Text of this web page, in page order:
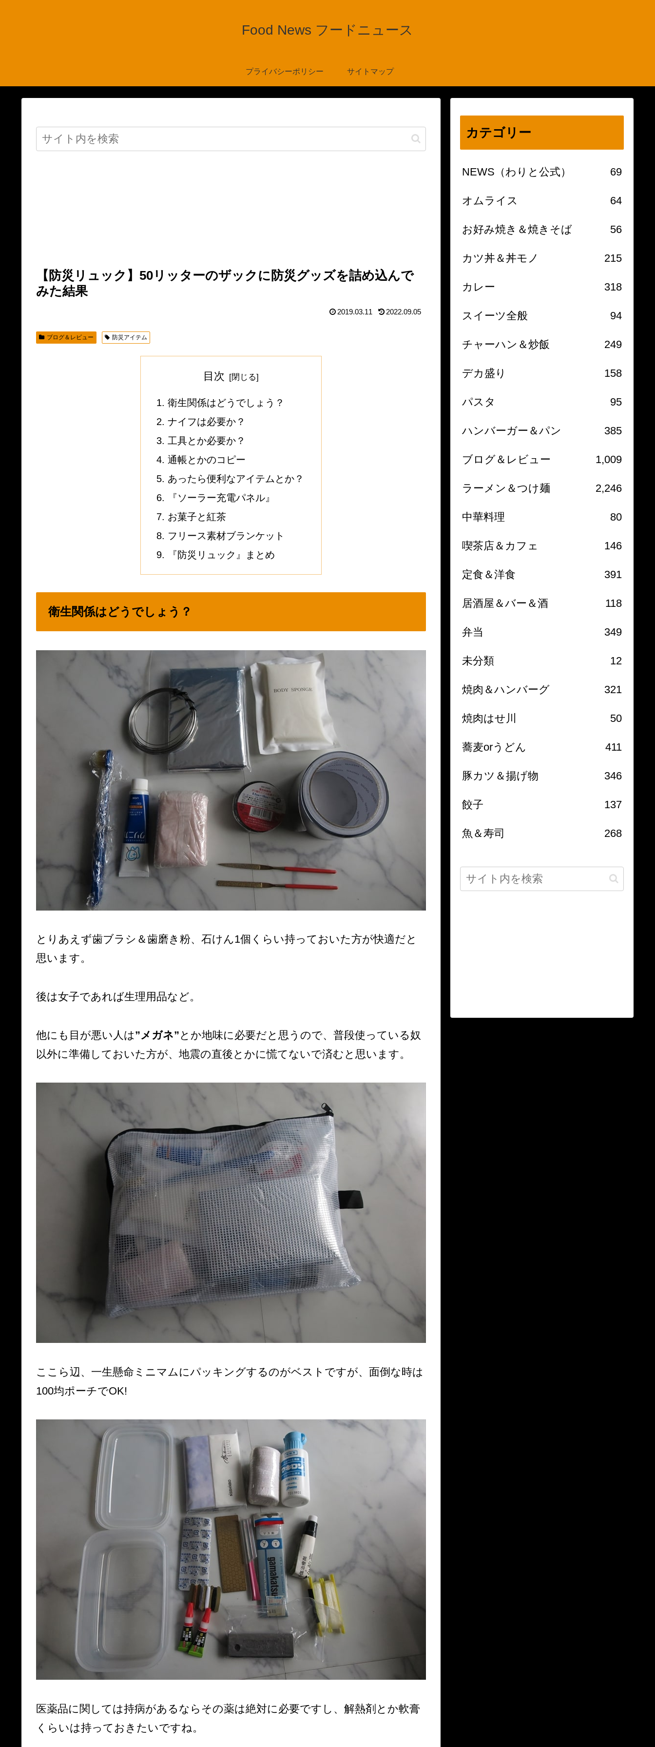
Food News フードニュース
プライバシーポリシー サイトマップ
【防災リュック】50リッターのザックに防災グッズを詰め込んで
みた結果
2019.03.11 2022.09.05
ブログ＆レビュー 防災アイテム
目次
衛生関係はどうでしょう？
ナイフは必要か？
工具とか必要か？
通帳とかのコピー
あったら便利なアイテムとか？
『ソーラー充電パネル』
お菓子と紅茶
フリース素材ブランケット
『防災リュック』まとめ
衛生関係はどうでしょう？
とりあえず歯ブラシ＆歯磨き粉、石けん1個くらい持っておいた方が快適だと
思います。
後は女子であれば生理用品など。
他にも目が悪い人は”メガネ”とか地味に必要だと思うので、普段使っている奴
以外に準備しておいた方が、地震の直後とかに慌てないで済むと思います。
ここら辺、一生懸命ミニマムにパッキングするのがベストですが、面倒な時は
100均ポーチでOK!
医薬品に関しては持病があるならその薬は絶対に必要ですし、解熱剤とか軟膏
くらいは持っておきたいですね。
カテゴリー
NEWS（わりと公式） 69
オムライス 64
お好み焼き＆焼きそば 56
カツ丼＆丼モノ 215
カレー 318
スイーツ全般 94
チャーハン＆炒飯 249
デカ盛り 158
パスタ 95
ハンバーガー＆パン 385
ブログ＆レビュー 1,009
ラーメン＆つけ麺 2,246
中華料理 80
喫茶店＆カフェ 146
定食＆洋食 391
居酒屋＆バー＆酒 118
弁当 349
未分類 12
焼肉＆ハンバーグ 321
焼肉はせ川 50
蕎麦orうどん 411
豚カツ＆揚げ物 346
餃子 137
魚＆寿司 268